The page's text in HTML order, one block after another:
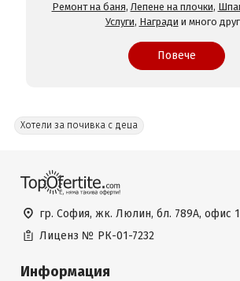
Ремонт на баня, Лепене на плочки,
Услуги, Награди и много
Повече
Хотели за почивка с деца
гр. София, жк. Люлин, бл. 789А, офис 1
Лиценз № РК-01-7232
Информация